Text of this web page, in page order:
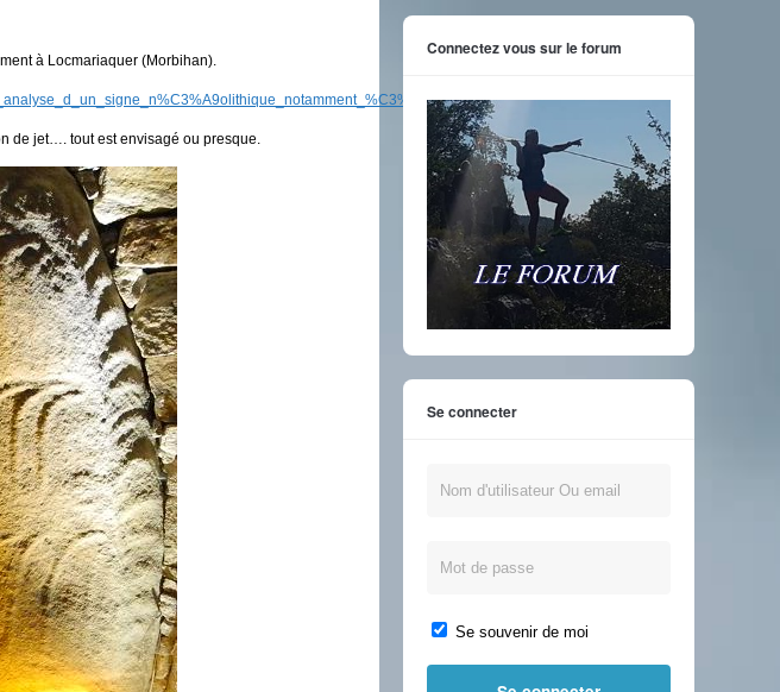
à Locmariaquer (Morbihan).
de jet…. tout est envisagé ou presque.
Connectez vous sur le forum
Se connecter
Se souvenir de moi